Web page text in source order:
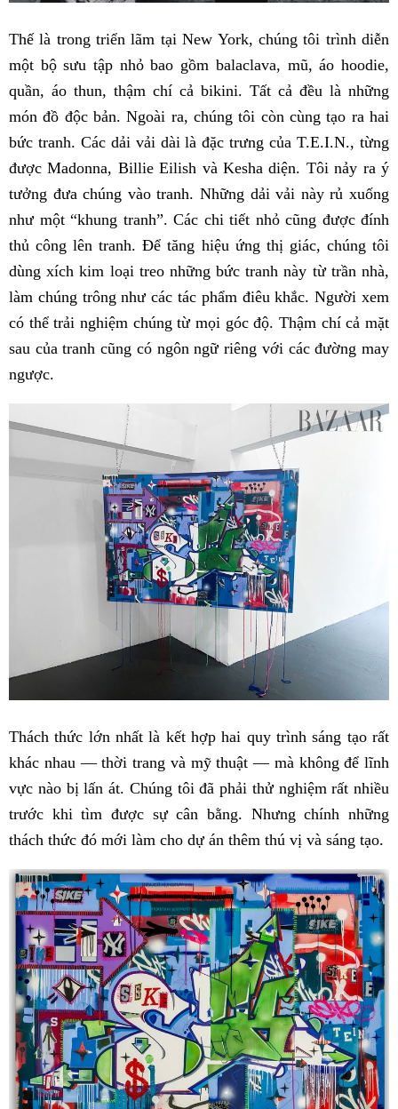
Thế là trong triển lãm tại New York, chúng tôi trình diễn
một bộ sưu tập nhỏ bao gồm balaclava, mũ, áo hoodie,
quần, áo thun, thậm chí cả bikini. Tất cả đều là những
món đồ độc bản. Ngoài ra, chúng tôi còn cùng tạo ra hai
bức tranh. Các dải vải dài là đặc trưng của T.E.I.N., từng
được Madonna, Billie Eilish và Kesha diện. Tôi nảy ra ý
tưởng đưa chúng vào tranh. Những dải vải này rủ xuống
như một “khung tranh”. Các chi tiết nhỏ cũng được đính
thủ công lên tranh. Để tăng hiệu ứng thị giác, chúng tôi
dùng xích kim loại treo những bức tranh này từ trần nhà,
làm chúng trông như các tác phẩm điêu khắc. Người xem
có thể trải nghiệm chúng từ mọi góc độ. Thậm chí cả mặt
sau của tranh cũng có ngôn ngữ riêng với các đường may
ngược.
Thách thức lớn nhất là kết hợp hai quy trình sáng tạo rất
khác nhau — thời trang và mỹ thuật — mà không để lĩnh
vực nào bị lấn át. Chúng tôi đã phải thử nghiệm rất nhiều
trước khi tìm được sự cân bằng. Nhưng chính những
thách thức đó mới làm cho dự án thêm thú vị và sáng tạo.